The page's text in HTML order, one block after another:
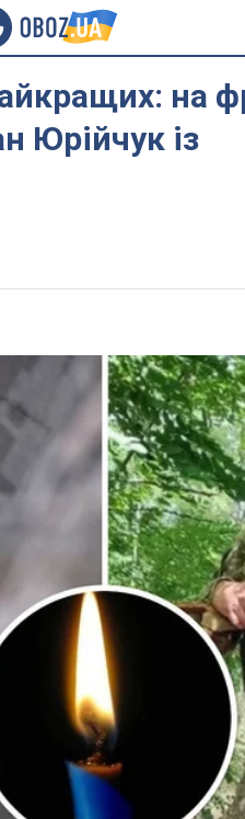
на
Юрійчук із